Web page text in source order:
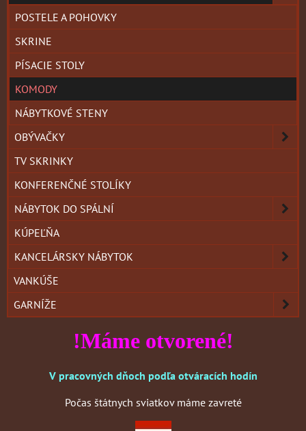
POSTELE A POHOVKY
SKRINE
PÍSACIE STOLY
KOMODY
NÁBYTKOVÉ STENY
OBÝVAČKY
TV SKRINKY
KONFERENČNÉ STOLÍKY
NÁBYTOK DO SPÁLNÍ
KÚPEĽŇA
KANCELÁRSKY NÁBYTOK
VANKÚŠE
GARNÍŽE
!Máme otvorené!
V pracovných dňoch podľa otváracích hodín
Počas štátnych sviatkov máme zavreté